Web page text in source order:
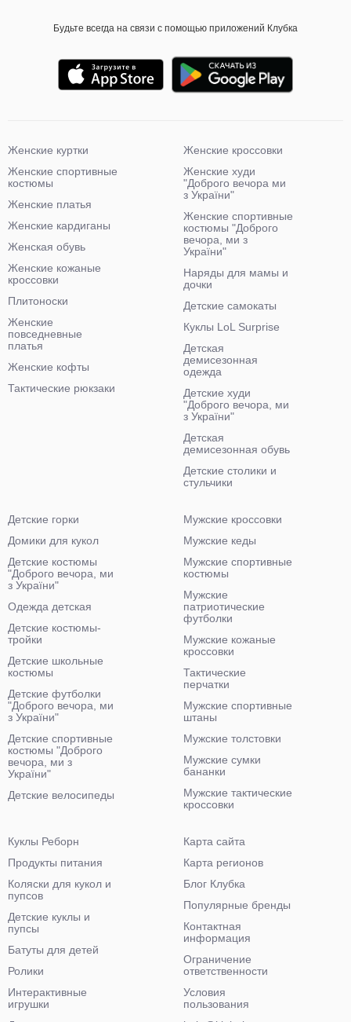
Будьте всегда на связи с помощью приложений Клубка
Женские куртки
Женские спортивные
костюмы
Женские платья
Женские кардиганы
Женская обувь
Женские кожаные
кроссовки
Плитоноски
Женские
повседневные
платья
Женские кофты
Тактические рюкзаки
Женские кроссовки
Женские худи
"Доброго вечора ми
з України"
Женские спортивные
костюмы "Доброго
вечора, ми з
України"
Наряды для мамы и
дочки
Детские самокаты
Куклы LoL Surprise
Детская
демисезонная
одежда
Детские худи
"Доброго вечора, ми
з України"
Детская
демисезонная обувь
Детские столики и
стульчики
Детские горки
Домики для кукол
Детские костюмы
"Доброго вечора, ми
з України"
Одежда детская
Детские костюмы-
тройки
Детские школьные
костюмы
Детские футболки
"Доброго вечора, ми
з України"
Детские спортивные
костюмы "Доброго
вечора, ми з
України"
Детские велосипеды
Мужские кроссовки
Мужские кеды
Мужские спортивные
костюмы
Мужские
патриотические
футболки
Мужские кожаные
кроссовки
Тактические
перчатки
Мужские спортивные
штаны
Мужские толстовки
Мужские сумки
бананки
Мужские тактические
кроссовки
Куклы Реборн
Продукты питания
Коляски для кукол и
пупсов
Детские куклы и
пупсы
Батуты для детей
Ролики
Интерактивные
игрушки
Карта сайта
Карта регионов
Блог Клубка
Популярные бренды
Контактная
информация
Ограничение
ответственности
Условия
пользования